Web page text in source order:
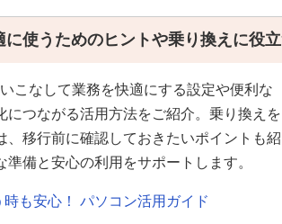
に使うためのヒントや乗り換えに役
こなして業務を快適にする設定や便利な
につながる活用方法をご紹介。乗り換えを
、移行前に確認しておきたいポイントも紹
準備と安心の利用をサポートします。
も安心！ パソコン活用ガイド